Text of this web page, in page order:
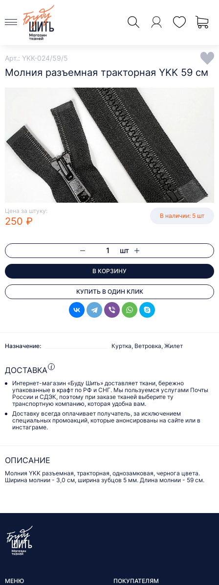
Арт.: YKK-024/59/5
Молния разъемная тракторная YKK 59 см
Цена за штуку:
250 ₽ В наличии: 5 шт
шт
В КОРЗИНУ
КУПИТЬ В ОДИН КЛИК
Назначение: Куртка, Ветровка, Жилет
ДОСТАВКА
Интернет-магазин «Буду Шить» доставляет ткани, бережно
упакованные в крафт по РФ и СНГ. Мы пользуемся услугами Почты
России и СДЭК, поэтому при заказе тканей выберите ту
транспортную компанию, которая удобна вам.
Доставку всегда оплачивает получатель, за исключением
специальных промоакций, которые анонсированы на сайте или в
инстаграме.
ОПИСАНИЕ
Молния YKK разъемная, тракторная, однозамковая, чернога цвета.
Ширина молнии - 3,0 см, ширина зубцов 5 мм. Длина молнии - 59 см.
МЕНЮ ПОКУПАТЕЛЯМ